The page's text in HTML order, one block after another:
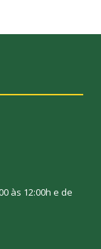
às 12:00h e de